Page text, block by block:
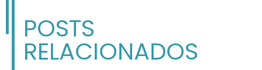
POSTS
RELACIONADOS